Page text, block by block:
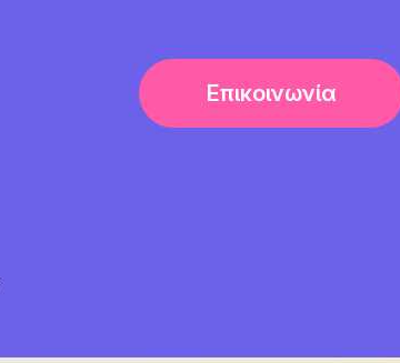
Επικοινωνία